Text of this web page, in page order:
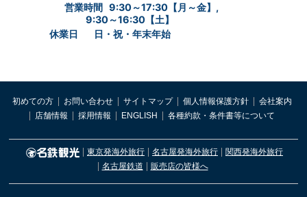
営業時間 9:30～17:30【月～金】,
9:30～16:30【土】
休業日
日・祝・年末年始
初めての方 お問い合わせ サイトマップ 個人情報保護方針
会社案内
店舗情報
採用情報 ENGLISH 各種約款・条件書等について
東京発海外旅行 名古屋発海外旅行
関西発海外旅行
名古屋鉄道
販売店の皆様へ